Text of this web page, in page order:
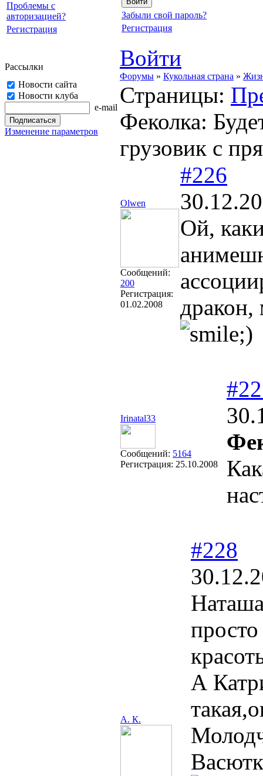
Проблемы с
авторизацией?
Регистрация
Рассылки
Новости сайта
Новости клуба
e-mail
Изменение параметров
Забыли свой пароль?
Регистрация
Войти
Форумы » Кукольная страна »
Страницы:
Феколка:
грузовик с
Olwen
Сообщений:
200
Регистрация:
01.02.2008
#226
Ой,
дракон,
Irinatal33
Сообщений: 5164
Регистрация: 25.10.2008
А. К.
#228
А